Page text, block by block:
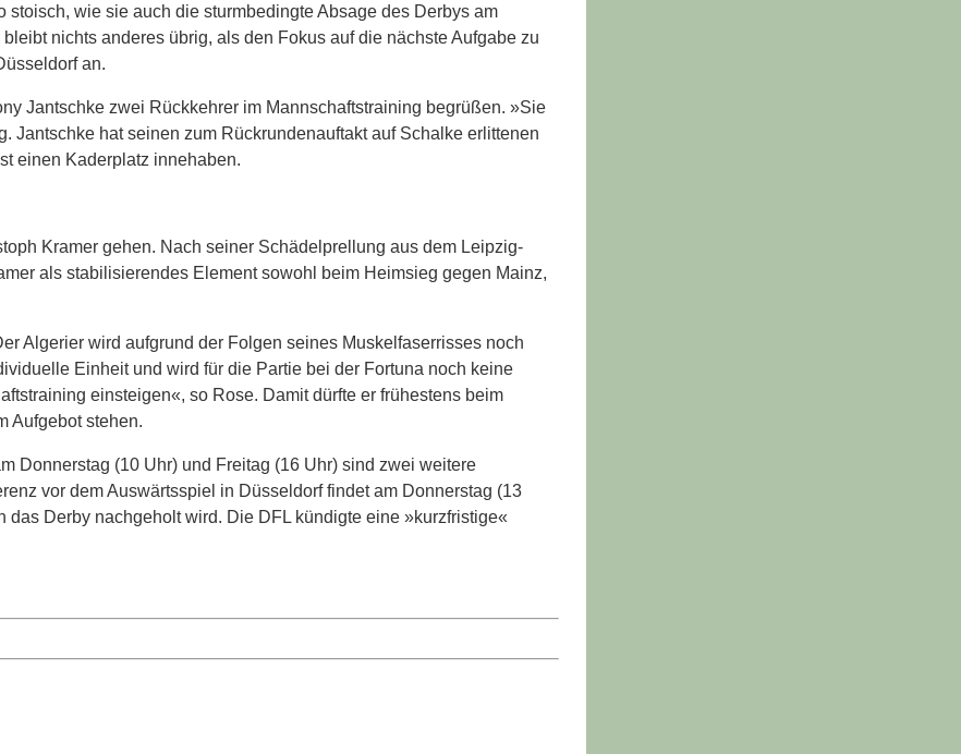
wie sie auch die sturmbedingte Absage des Derbys am
nichts anderes übrig, als den Fokus auf die nächste Aufgabe zu
an.
Jantschke zwei Rückkehrer im Mannschaftstraining begrüßen. »Sie
Jantschke hat seinen zum Rückrundenauftakt auf Schalke erlittenen
einen Kaderplatz innehaben.
Kramer gehen. Nach seiner Schädelprellung aus dem Leipzig-
als stabilisierendes Element sowohl beim Heimsieg gegen Mainz,
Algerier wird aufgrund der Folgen seines Muskelfaserrisses noch
Einheit und wird für die Partie bei der Fortuna noch keine
einsteigen«, so Rose. Damit dürfte er frühestens beim
Aufgebot stehen.
Donnerstag (10 Uhr) und Freitag (16 Uhr) sind zwei weitere
vor dem Auswärtsspiel in Düsseldorf findet am Donnerstag (13
Derby nachgeholt wird. Die DFL kündigte eine »kurzfristige«